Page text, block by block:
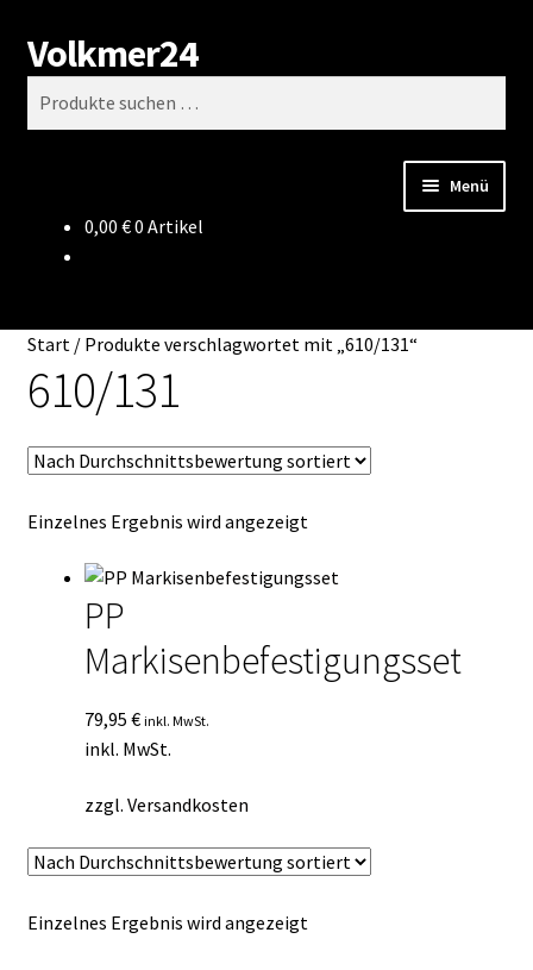
Zur
Navigation
springen
Zum
Inhalt
springen
Volkmer24
Suchen
Menü
Impressum
Mein Konto
Vertrag widerrufen
Warenkorb
0,00 €0 Artikel
Start/ Produkte verschlagwortet mit „610/131“
610/131
Einzelnes Ergebnis wird angezeigt
PP
Markisenbefestigungsset
79,95 € inkl. MwSt.
inkl. MwSt.
zzgl. Versandkosten
Einzelnes Ergebnis wird angezeigt